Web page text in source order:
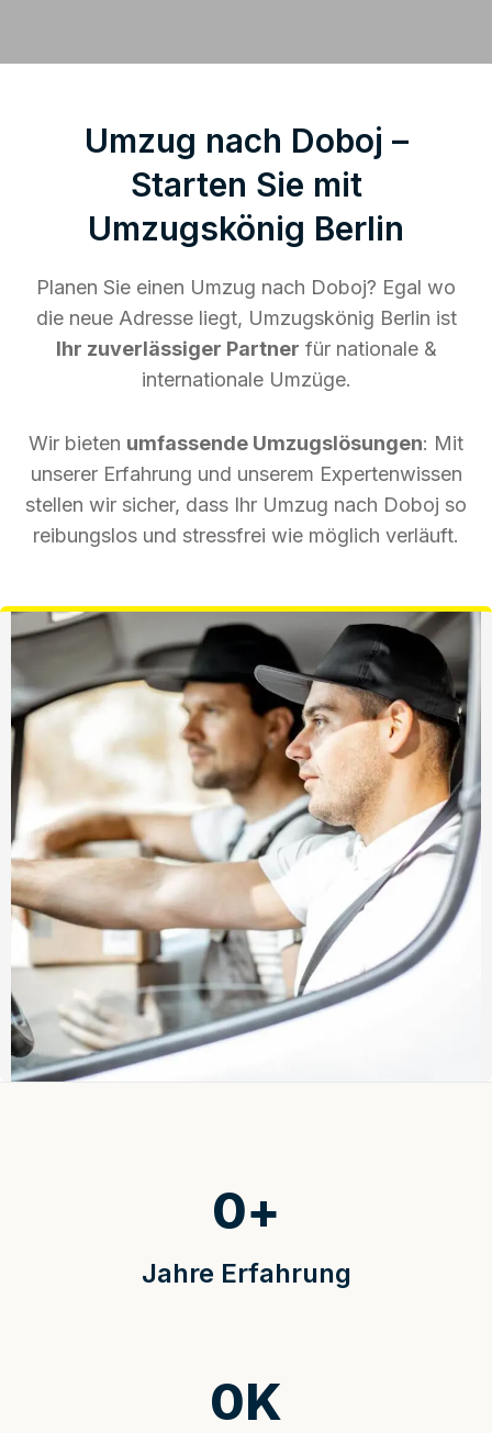
Umzug nach Doboj –
Starten Sie mit
Umzugskönig Berlin
Planen Sie einen Umzug nach Doboj? Egal wo
die neue Adresse liegt, Umzugskönig Berlin ist
Ihr zuverlässiger Partner für nationale &
internationale Umzüge.
Wir bieten umfassende Umzugslösungen: Mit
unserer Erfahrung und unserem Expertenwissen
stellen wir sicher, dass Ihr Umzug nach Doboj so
reibungslos und stressfrei wie möglich verläuft.
Jahre Erfahrung
0+
0K